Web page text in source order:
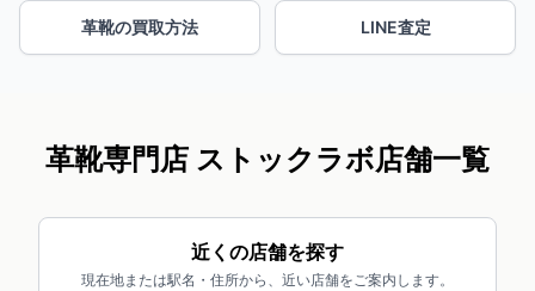
革靴の買取方法 LINE査定
革靴専門店 ストックラボ店舗一覧
近くの店舗を探す
現在地または駅名・住所から、近い店舗をご案内します。